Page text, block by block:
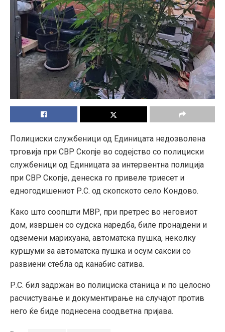
Полициски службеници од Единицата недозволена
трговија при СВР Скопје во содејство со полициски
службеници од Единицата за интервентна полиција
при СВР Скопје, денеска го привеле триесет и
едногодишениот Р.С. од скопското село Кондово.
Како што соопшти МВР, при претрес во неговиот
дом, извршен со судска наредба, биле пронајдени и
одземени марихуана, автоматска пушка, неколку
куршуми за автоматска пушка и осум саксии со
развиени стебла од канабис сатива.
Р.С. бил задржан во полициска станица и по целосно
расчистување и документирање на случајот против
него ќе биде поднесена соодветна пријава.